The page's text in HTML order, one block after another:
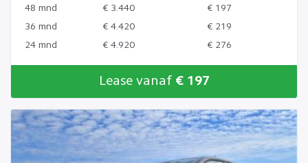
48 mnd € 3.440
€ 197
36 mnd
€ 4.420
€ 219
24 mnd
€ 4.920 € 276
Lease vanaf € 197